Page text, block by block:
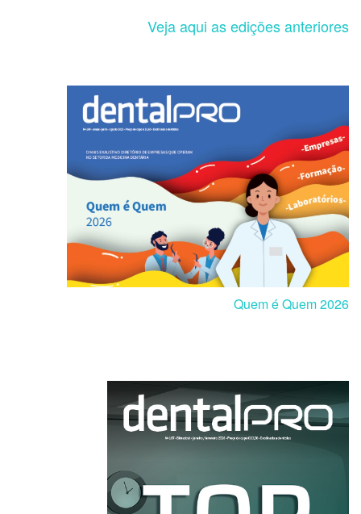
Veja aqui as edições anteriores
Quem é Quem 2026